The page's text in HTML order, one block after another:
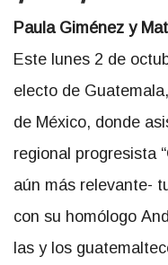
Paula Giménez y
Este lunes 2 de
electo de
de México, donde
regional progresista
aún más relevante-
con su homólogo
las y los